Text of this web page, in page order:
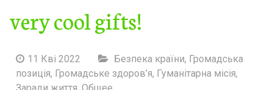
very cool gifts!
11 Кві 2022 Безпека країни, Громадська
позиція, Громадське здоров’я, Гуманітарна місія,